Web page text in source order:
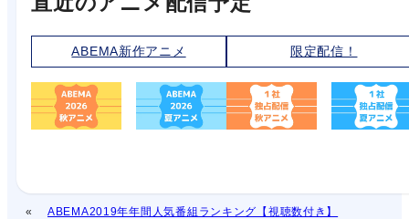
ABEMA新作アニメ 限定配信！
ABEMA2019年年間人気番組ランキング【視聴数付き】